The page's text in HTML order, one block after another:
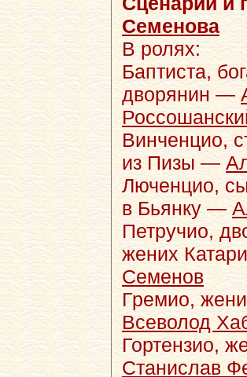
Семенова
В ролях:
Баптиста,
дворянин —
Винченцио,
из Пизы —
Люченцио,
в Бьянку —
Петручио,
жених
Семенов
Гремио,
Всеволод
Гортензио,
Станислав